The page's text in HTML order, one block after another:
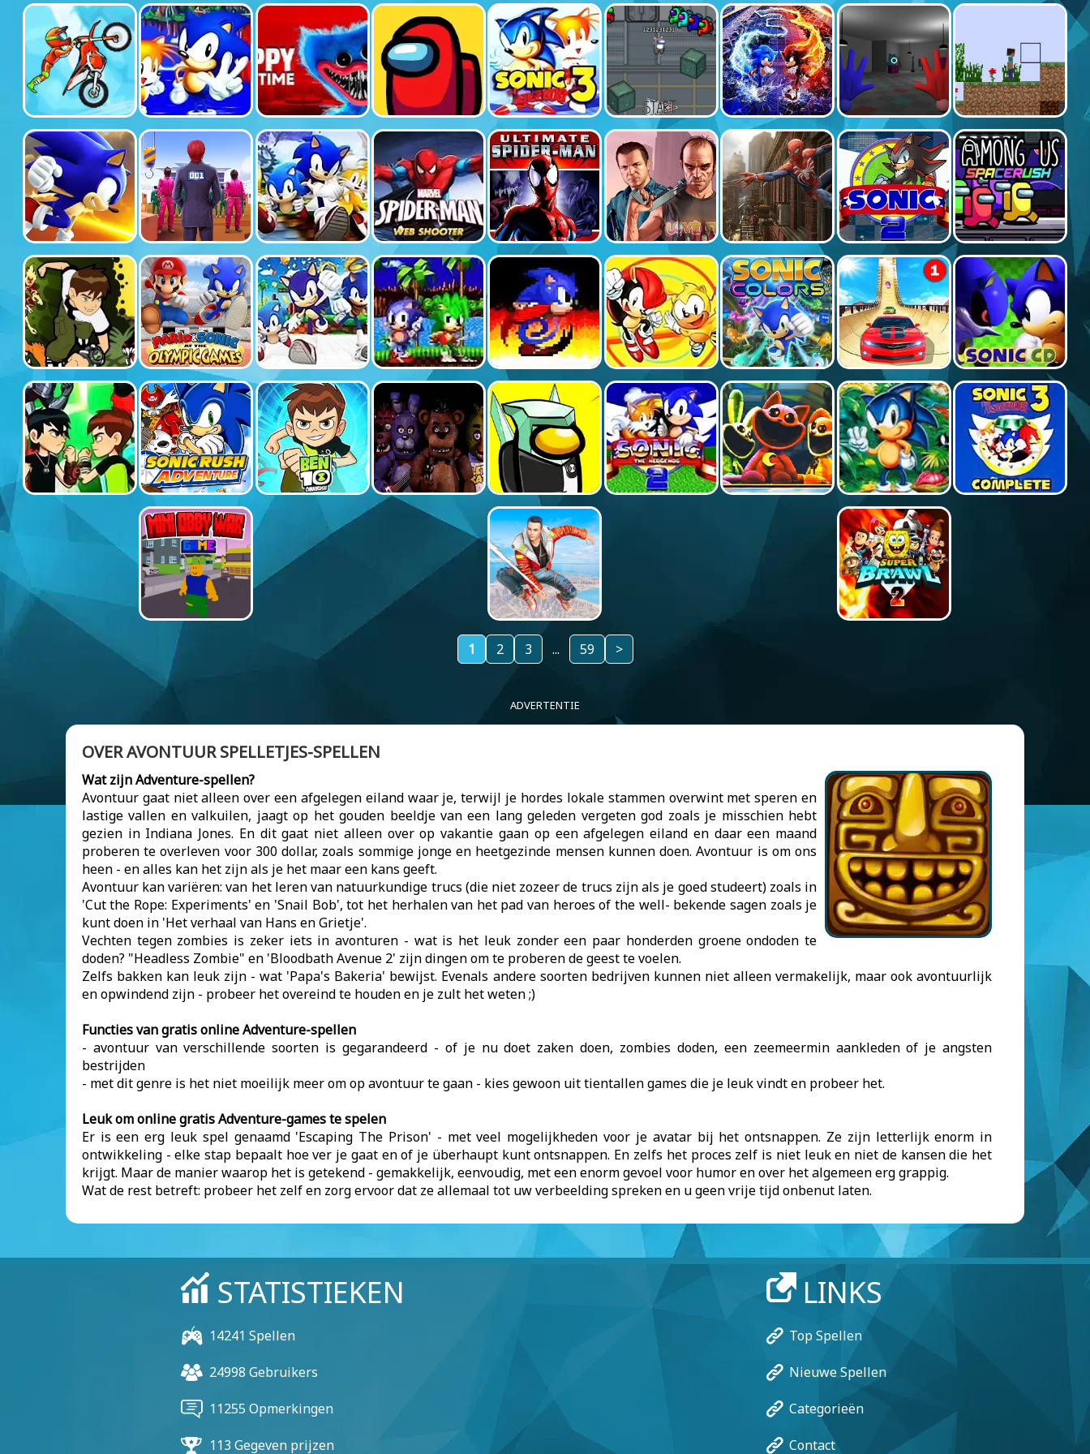
1 2 3 ... 59 >
ADVERTENTIE
OVER AVONTUUR SPELLETJES-SPELLEN
Wat zijn Adventure-spellen?
Avontuur gaat niet alleen over een afgelegen eiland waar je, terwijl je hordes lokale stammen overwint met speren en
lastige vallen en valkuilen, jaagt op het gouden beeldje van een lang geleden vergeten god zoals je misschien hebt
gezien in Indiana Jones. En dit gaat niet alleen over op vakantie gaan op een afgelegen eiland en daar een maand
proberen te overleven voor 300 dollar, zoals sommige jonge en heetgezinde mensen kunnen doen. Avontuur is om ons
heen - en alles kan het zijn als je het maar een kans geeft.
Avontuur kan variëren: van het leren van natuurkundige trucs (die niet zozeer de trucs zijn als je goed studeert) zoals in
'Cut the Rope: Experiments' en 'Snail Bob', tot het herhalen van het pad van heroes of the well- bekende sagen zoals je
kunt doen in 'Het verhaal van Hans en Grietje'.
Vechten tegen zombies is zeker iets in avonturen - wat is het leuk zonder een paar honderden groene ondoden te
doden? "Headless Zombie" en 'Bloodbath Avenue 2' zijn dingen om te proberen de geest te voelen.
Zelfs bakken kan leuk zijn - wat 'Papa's Bakeria' bewijst. Evenals andere soorten bedrijven kunnen niet alleen vermakelijk, maar ook avontuurlijk
en opwindend zijn - probeer het overeind te houden en je zult het weten ;)
Functies van gratis online Adventure-spellen
- avontuur van verschillende soorten is gegarandeerd - of je nu doet zaken doen, zombies doden, een zeemeermin aankleden of je angsten
bestrijden
- met dit genre is het niet moeilijk meer om op avontuur te gaan - kies gewoon uit tientallen games die je leuk vindt en probeer het.
Leuk om online gratis Adventure-games te spelen
Er is een erg leuk spel genaamd 'Escaping The Prison' - met veel mogelijkheden voor je avatar bij het ontsnappen. Ze zijn letterlijk enorm in
ontwikkeling - elke stap bepaalt hoe ver je gaat en of je überhaupt kunt ontsnappen. En zelfs het proces zelf is niet leuk en niet de kansen die het
krijgt. Maar de manier waarop het is getekend - gemakkelijk, eenvoudig, met een enorm gevoel voor humor en over het algemeen erg grappig.
Wat de rest betreft: probeer het zelf en zorg ervoor dat ze allemaal tot uw verbeelding spreken en u geen vrije tijd onbenut laten.
STATISTIEKEN
14241 Spellen
24998 Gebruikers
11255 Opmerkingen
113 Gegeven prijzen
LINKS
Top Spellen
Nieuwe Spellen
Categorieën
Contact